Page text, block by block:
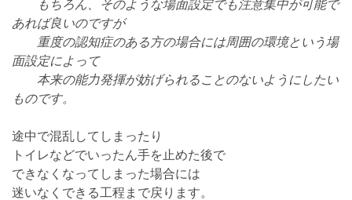
もちろん、そのような場面設定でも注意集中が可能で
あれば良いのですが
重度の認知症のある方の場合には周囲の環境という場
面設定によって
本来の能力発揮が妨げられることのないようにしたい
ものです。
途中で混乱してしまったり
トイレなどでいったん手を止めた後で
できなくなってしまった場合には
迷いなくできる工程まで戻ります。